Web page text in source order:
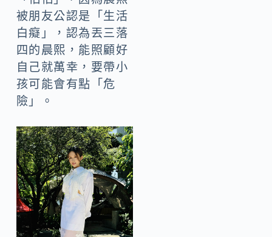
被朋友公認是「生活
白癡」，認為丟三落
四的晨熙，能照顧好
自己就萬幸，要帶小
孩可能會有點「危
險」。